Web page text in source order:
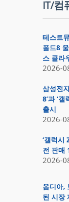
IT/컴
테스트
폴드8
스 클라
2026-
삼성전
8’과 ‘
출시
2026-
‘갤럭시
전 판매
2026-
옴디아,
된 시장